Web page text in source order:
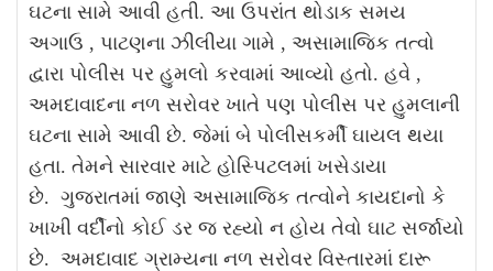
ઘટના સામે આવી હતી. આ ઉપરાંત થોડાક સમય
અગાઉ , પાટણના ઝીલીયા ગામે , અસામાજિક તત્વો
દ્વારા પોલીસ પર હુમલો કરવામાં આવ્યો હતો. હવે ,
અમદાવાદના નળ સરોવર ખાતે પણ પોલીસ પર હુમલાની
ઘટના સામે આવી છે. જેમાં બે પોલીસકર્મી ઘાયલ થયા
હતા. તેમને સારવાર માટે હોસ્પિટલમાં ખસેડાયા
છે. ગુજરાતમાં જાણે અસામાજિક તત્વોને કાયદાનો કે
ખાખી વર્દીનો કોઈ ડર જ રહ્યો ન હોય તેવો ઘાટ સર્જાયો
છે. અમદાવાદ ગ્રામ્યના નળ સરોવર વિસ્તારમાં દારૂ